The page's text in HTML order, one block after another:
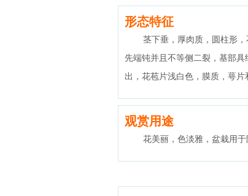
形态特征
茎下垂，厚肉质，圆柱形
先端钝并且不等侧二裂，基部
出，花苞片浅白色，膜质，萼片
观赏用途
花美丽，色淡雅，盆栽用